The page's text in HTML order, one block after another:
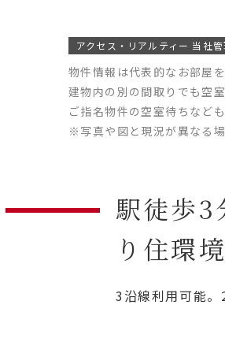
アクセス・リアルティー 当社
物件情報は代表的なお部屋
建物内の別の間取りでも空
ご指名物件の空室待ちなど
※写真や図と現況が異なる
駅徒歩3
り住環
3沿線利用可能。